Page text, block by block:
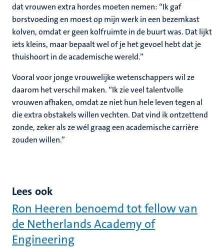
dat vrouwen extra hordes moeten nemen: “Ik gaf
borstvoeding en moest op mijn werk in een bezemkast
kolven, omdat er geen kolfruimte in de buurt was. Dat lijkt
iets kleins, maar bepaalt wel of je het gevoel hebt dat je
thuishoort in de academische wereld.”
Vooral voor jonge vrouwelijke wetenschappers wil ze
daarom het verschil maken. “Ik zie veel talentvolle
vrouwen afhaken, omdat ze niet hun hele leven tegen al
die extra obstakels willen vechten. Dat vind ik ontzettend
zonde, zeker als ze wél graag een academische carrière
zouden willen.”
Lees ook
Ron Heeren benoemd tot fellow van
de Netherlands Academy of
Engineering